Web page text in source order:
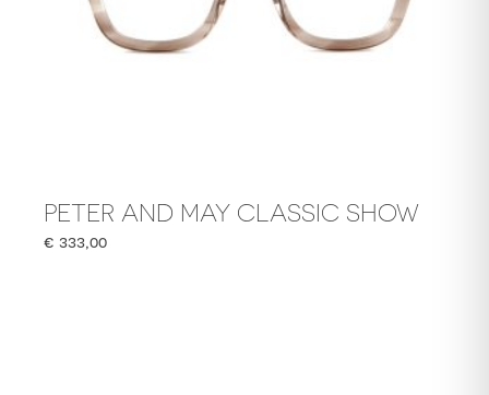
PETER AND MAY CLASSIC SHOW
€ 333,00